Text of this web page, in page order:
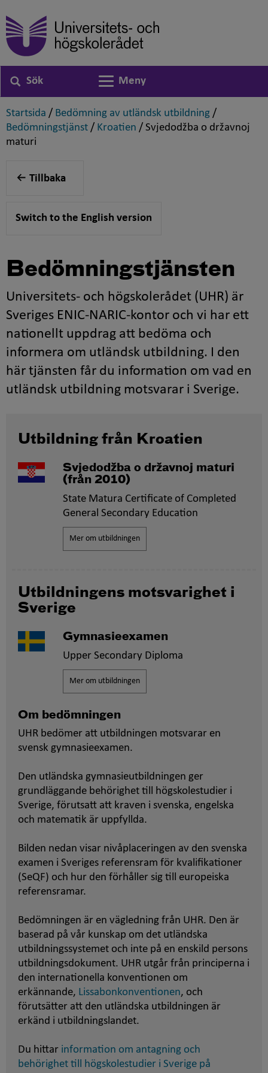
Sök
Växla navigering
Meny
Startsida ,
/ Bedömning av utländsk utbildning ,
/
Bedömningstjänst ,
/ Kroatien ,
/ Svjedodžba o državnoj
maturi
Tillbaka
Switch to the English version
Bedömningstjänsten
Universitets- och högskolerådet (UHR) är
Sveriges ENIC-NARIC-kontor och vi har ett
nationellt uppdrag att bedöma och
informera om utländsk utbildning. I den
här tjänsten får du information om vad en
utländsk utbildning motsvarar i Sverige.
Utbildning från Kroatien
Svjedodžba o državnoj maturi
(från 2010)
State Matura Certificate of Completed
General Secondary Education
Mer om utbildningen
Utbildningens motsvarighet i
Sverige
Gymnasieexamen
Upper Secondary Diploma
Mer om utbildningen
Om bedömningen
UHR bedömer att utbildningen motsvarar en
svensk gymnasieexamen.
Den utländska gymnasieutbildningen ger
grundläggande behörighet till högskolestudier i
Sverige, förutsatt att kraven i svenska, engelska
och matematik är uppfyllda.
Bilden nedan visar nivåplaceringen av den svenska
examen i Sveriges referensram för kvalifikationer
(SeQF) och hur den förhåller sig till europeiska
referensramar.
Bedömningen är en vägledning från UHR. Den är
baserad på vår kunskap om det utländska
utbildningssystemet och inte på en enskild persons
utbildningsdokument. UHR utgår från principerna i
den internationella konventionen om
erkännande, Lissabonkonventionen, och
förutsätter att den utländska utbildningen är
erkänd i utbildningslandet.
Du hittar information om antagning och
behörighet till högskolestudier i Sverige på